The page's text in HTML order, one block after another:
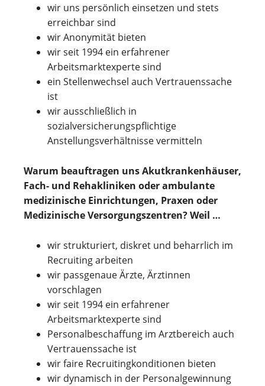
wir uns persönlich einsetzen und stets
erreichbar sind
wir Anonymität bieten
wir seit 1994 ein erfahrener
Arbeitsmarktexperte sind
ein Stellenwechsel auch Vertrauenssache
ist
wir ausschließlich in
sozialversicherungspflichtige
Anstellungsverhältnisse vermitteln
Warum beauftragen uns Akutkrankenhäuser,
Fach- und Rehakliniken oder ambulante
medizinische Einrichtungen, Praxen oder
Medizinische Versorgungszentren? Weil …
wir strukturiert, diskret und beharrlich im
Recruiting arbeiten
wir passgenaue Ärzte, Ärztinnen
vorschlagen
wir seit 1994 ein erfahrener
Arbeitsmarktexperte sind
Personalbeschaffung im Arztbereich auch
Vertrauenssache ist
wir faire Recruitingkonditionen bieten
wir dynamisch in der Personalgewinnung